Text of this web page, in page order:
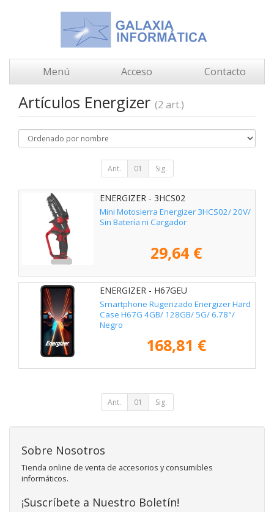
Menú Acceso Contacto
Artículos Energizer (2 art.)
Ant. 01 Sig.
ENERGIZER - 3HCS02
Mini Motosierra Energizer 3HCS02/ 20V/
Sin Batería ni Cargador
29,64 €
ENERGIZER - H67GEU
Smartphone Rugerizado Energizer Hard
Case H67G 4GB/ 128GB/ 5G/ 6.78"/
Negro
168,81 €
Ant. 01 Sig.
Sobre Nosotros
Tienda online de venta de accesorios y consumibles
informáticos.
¡Suscríbete a Nuestro Boletín!